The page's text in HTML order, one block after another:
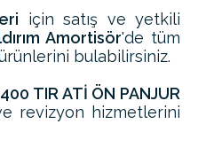
için satış ve yetkili
Amortisör'de tüm
bulabilirsiniz.
TIR ATİ ÖN PANJUR
revizyon hizmetlerini